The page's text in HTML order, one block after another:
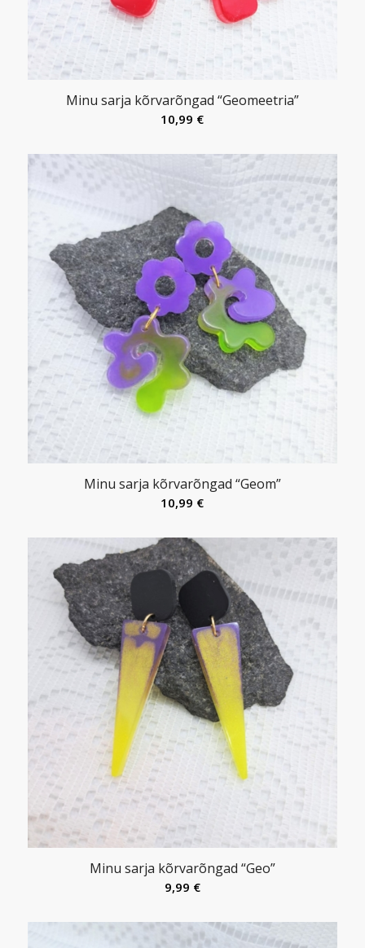
Minu sarja kõrvarõngad “Geomeetria”
10,99 €
Minu sarja kõrvarõngad “Geom”
10,99 €
Minu sarja kõrvarõngad “Geo”
9,99 €